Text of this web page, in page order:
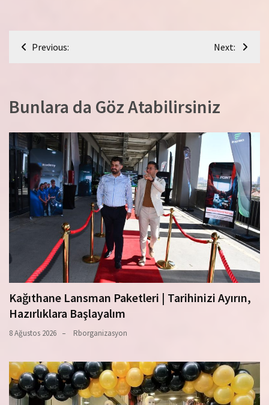
YazıPrevious: Next:
Bunlara da Göz Atabilirsiniz
Kağıthane Lansman Paketleri | Tarihinizi Ayırın,
Hazırlıklara Başlayalım
8 Ağustos 2026 Rborganizasyon